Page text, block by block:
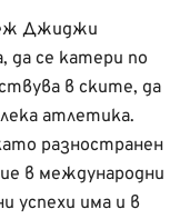
Джиджи
да се катери по
в ските, да
атлетика.
разностранен
в международни
успехи има и в